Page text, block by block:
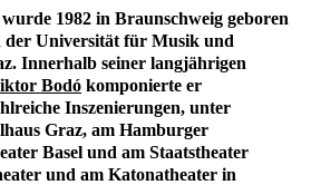
1982 in Braunschweig geboren
der Universität für Musik und
Innerhalb seiner langjährigen
Bodó komponierte er
Inszenierungen, unter
Graz, am Hamburger
Basel und am Staatstheater
und am Katonatheater in